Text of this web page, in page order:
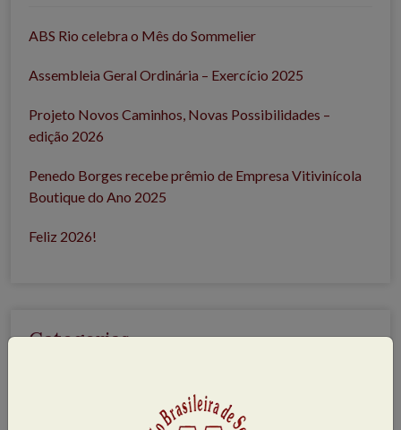
ABS Rio celebra o Mês do Sommelier
Assembleia Geral Ordinária – Exercício 2025
Projeto Novos Caminhos, Novas Possibilidades –
edição 2026
Penedo Borges recebe prêmio de Empresa Vitivinícola
Boutique do Ano 2025
Feliz 2026!
Categorias
Curiosidades Enológicas